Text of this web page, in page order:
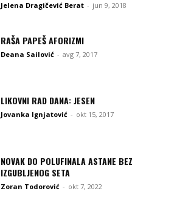
Jelena Dragičević Berat - jun 9, 2018
RAŠA PAPEŠ AFORIZMI
Deana Sailović - avg 7, 2017
LIKOVNI RAD DANA: JESEN
Jovanka Ignjatović - okt 15, 2017
NOVAK DO POLUFINALA ASTANE BEZ
IZGUBLJENOG SETA
Zoran Todorović - okt 7, 2022